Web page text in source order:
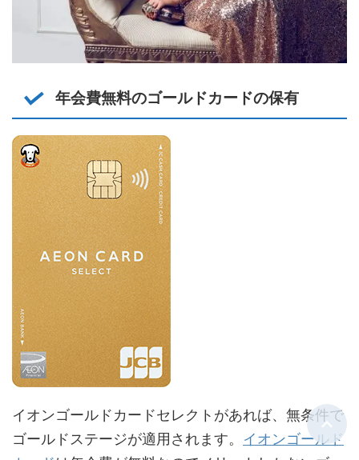
年会費無料のゴールドカードの保有
イオンゴールドカードセレクトがあれば、無条件で
ゴールドステージが適用されます。 イオンゴールド